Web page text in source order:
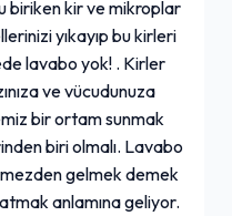
biriken kir ve mikroplar
yıkayıp bu kirleri
lavabo yok! . Kirler
ve vücudunuza
bir ortam sunmak
biri olmalı. Lavabo
gelmek demek
anlamına geliyor.